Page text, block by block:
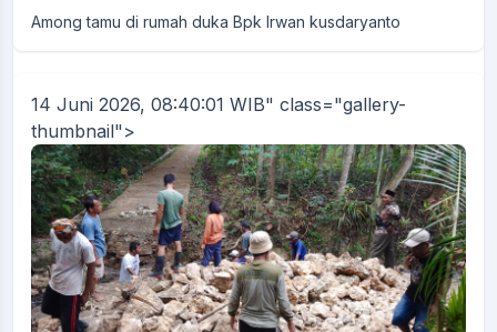
Among tamu di rumah duka Bpk Irwan kusdaryanto
14 Juni 2026, 08:40:01 WIB" class="gallery-
thumbnail">